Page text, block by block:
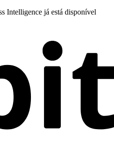
Intelligence já está disponível